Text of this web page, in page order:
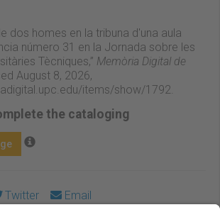
dos homes en la tribuna d'una aula
número 31 en la Jornada sobre les
Tècniques,” Memòria Digital de
August 8, 2026,
items/show/1792
the cataloging
Twitter Email